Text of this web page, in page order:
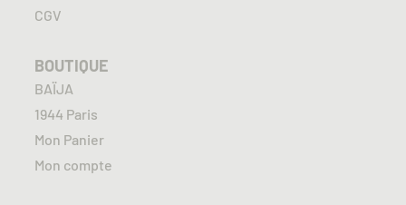
CGV
BOUTIQUE
BAÏJA
1944 Paris
Mon Panier
Mon compte